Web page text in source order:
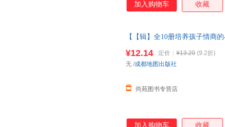
加入购物车 收藏
【【辑】全10册培养孩子情商
货【让您无忧购物】
¥12.14 定价： ¥13.20 (9.2折)
尚苑图书专营店
无 /成都地图出版社
加入购物车 收藏